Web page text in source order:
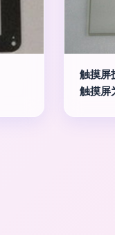
触摸屏
触摸屏